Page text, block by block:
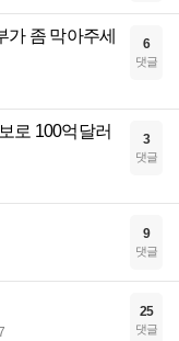
가 좀 막아주세
6
댓글
로 100억달러
3
댓글
9
댓글
25
댓글